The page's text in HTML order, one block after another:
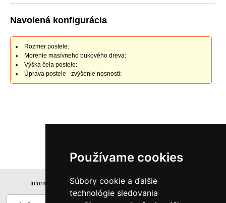
Používame cookies
Súbory cookie a ďalšie
technológie sledovania
Navolená konfigurácia
Rozmer postele:
Morenie masívneho bukového dreva:
Výška čela postele:
Úprava postele - zvýšenie nosnosti:
Informácie Technická špecifikácia